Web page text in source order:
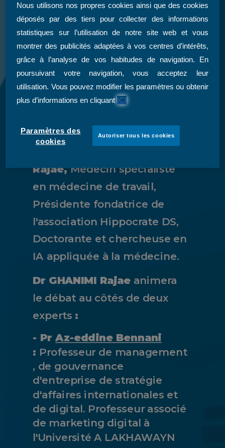
(GMT+1)un webinaire sous
le thème :
Le numérique et
l'Intelligence artificielle
au service de la Gestion
hospitalière
Le webinaire sera modéré
Rajae,Médecin spécialiste
en médecine de travail,
Présidente fondatrice de
l'association Hippocrate DS,
Doctorante et chercheuse en
IA appliquée à la médecine.
Dr GHANIMI Rajae animera
le débat au côtés de deux
experts :
- PrAz-eddine Bennani
: Professeur de management
, de gouvernance
d'entreprise de stratégie
d'affaires internationales et
de digital. Professeur associé
de marketing digital à
l'Université A LAKHAWAYN
Nous utilisons nos propres cookies ainsi que des cookies
déposés par des tiers pour collecter des informations
statistiques sur l’utilisation de notre site web et vous
montrer des publicités adaptées à vos centres d’intérêts,
grâce à l’analyse de vos habitudes de navigation. En
poursuivant votre navigation, vous acceptez leur
utilisation. Vous pouvez modifier les paramètres ou obtenir
plus d’informations en cliquantICI
Paramètres des
cookies
Autoriser tous les cookies